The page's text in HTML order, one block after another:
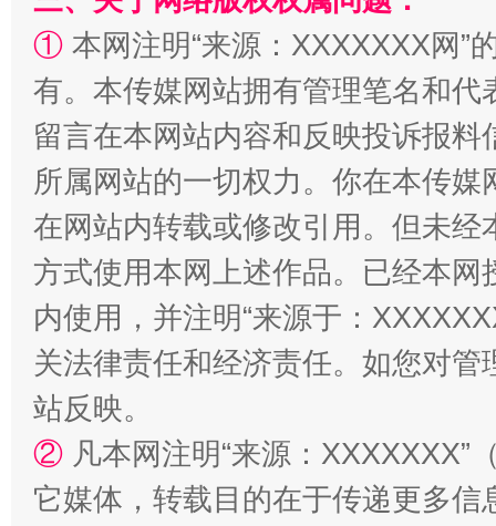
解纷+调解+退费，一次搞定
站台名比不上好声名
① 本网注明“来源：XXXXXXX网”
有。本传媒网站拥有管理笔名和
留言在本网站内容和反映投诉报
所属网站的一切权力。你在本传
在网站内转载或修改引用。但未
方式使用本网上述作品。已经本
内使用，并注明“来源于：
关法律责任和经济责任。如您对
站反映。
② 凡本网注明“来源：
它媒体，转载目的在于传递更多